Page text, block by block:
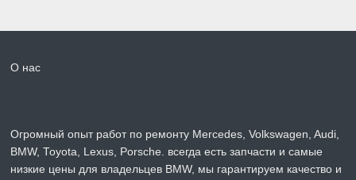
О нас
Огромный опыт работ по ремонту Mercedes, Volkswagen, Audi,
BMW, Toyota, Lexus, Porsche. всегда есть запчасти и самые
низкие цены для владельцев BMW, мы гарантируем качество и